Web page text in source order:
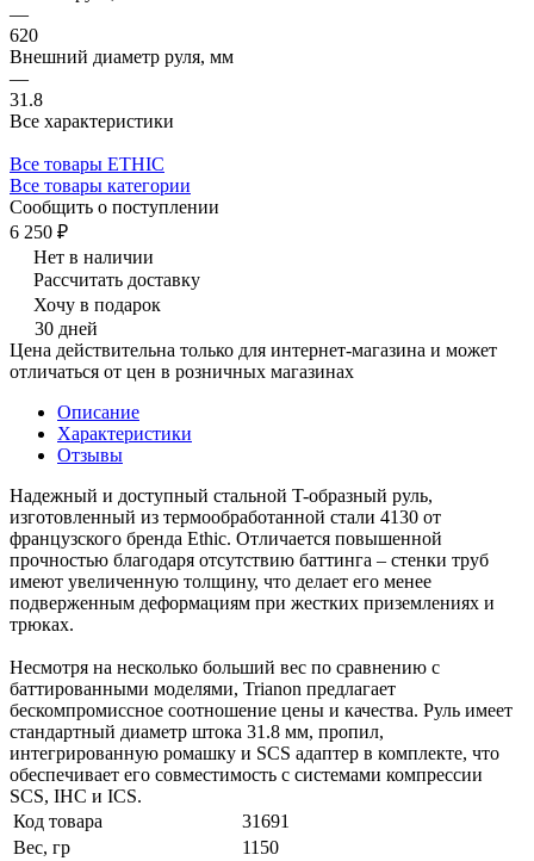
—
620
Внешний диаметр руля, мм
—
31.8
Все характеристики
Все товары ETHIC
Все товары категории
Сообщить о поступлении
6 250 ₽
Нет в наличии
Рассчитать доставку
Хочу в подарок
30 дней
Цена действительна только для интернет-магазина и может
отличаться от цен в розничных магазинах
Описание
Характеристики
Отзывы
Надежный и доступный стальной T-образный руль,
изготовленный из термообработанной стали 4130 от
французского бренда Ethic. Отличается повышенной
прочностью благодаря отсутствию баттинга – стенки труб
имеют увеличенную толщину, что делает его менее
подверженным деформациям при жестких приземлениях и
трюках.
Несмотря на несколько больший вес по сравнению с
баттированными моделями, Trianon предлагает
бескомпромиссное соотношение цены и качества. Руль имеет
стандартный диаметр штока 31.8 мм, пропил,
интегрированную ромашку и SCS адаптер в комплекте, что
обеспечивает его совместимость с системами компрессии
SCS, IHC и ICS.
Код товара
31691
Вес, гр
1150